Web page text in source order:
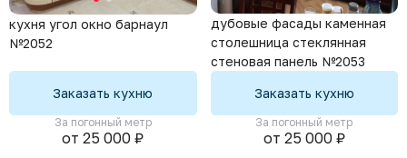
кухня угол окно барнаул
№2052
Заказать кухню
За погонный метр
от 25 000 ₽
дубовые фасады каменная
столешница стеклянная
стеновая панель №2053
Заказать кухню
За погонный метр
от 25 000 ₽